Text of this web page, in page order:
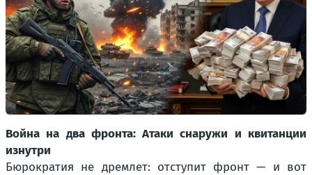
Война на два фронта: Атаки снаружи и квитанции
изнутри
Бюрократия не дремлет: отступит фронт — и вот